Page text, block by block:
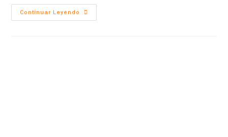
Continuar Leyendo